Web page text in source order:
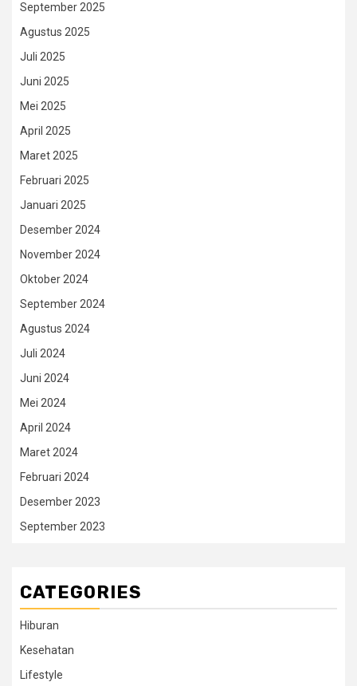
September 2025
Agustus 2025
Juli 2025
Juni 2025
Mei 2025
April 2025
Maret 2025
Februari 2025
Januari 2025
Desember 2024
November 2024
Oktober 2024
September 2024
Agustus 2024
Juli 2024
Juni 2024
Mei 2024
April 2024
Maret 2024
Februari 2024
Desember 2023
September 2023
CATEGORIES
Hiburan
Kesehatan
Lifestyle